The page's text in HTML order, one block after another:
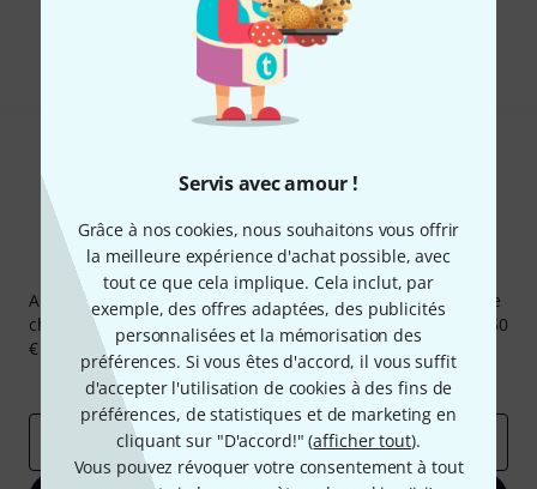
Servis avec amour !
Grâce à nos cookies, nous souhaitons vous offrir
la meilleure expérience d'achat possible, avec
tout ce que cela implique. Cela inclut, par
exemple, des offres adaptées, des publicités
personnalisées et la mémorisation des
préférences. Si vous êtes d'accord, il vous suffit
d'accepter l'utilisation de cookies à des fins de
préférences, de statistiques et de marketing en
cliquant sur "D'accord!" (afficher tout).
Vous pouvez révoquer votre consentement à tout
Partager Aide et commentaires
Newsletters Thomann
Abonnez-vous à la newsletter Thomann et, avec un peu de
chance, gagnez l'un des 50 bons d'achat d'une valeur de 50
€ chacun!
Articles inspirants
Deals Aperçus Thomann
Adresse e-mail*